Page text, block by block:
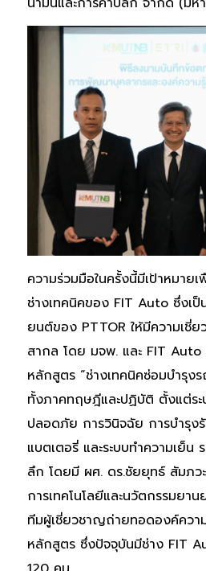
ความร่วมมือในครั้งนี้มีเป้าหมาย
ช่างเทคนิคของ FIT Auto ซึ่งเป็
ยนต์ของ PTTOR ให้มีความเชี่
สากล โดย มจพ. และ FIT
หลักสูตร “ช่างเทคนิคซ่อมบำรุง
ทั้งภาคทฤษฎีและปฏิบัติ ตั้งแต่ร
ปลอดภัย การวินิจฉัย การบำรุงรั
แบตเตอรี่ และระบบทำความเย็
ลึก โดยมี ผศ. ดร.ชัยยุทธ์ สัมภ
การเทคโนโลยีและนวัตกรรมยา
ทีมผู้เชี่ยวชาญถ่ายทอดองค์ควา
หลักสูตร ซึ่งปัจจุบันมีช่าง FIT